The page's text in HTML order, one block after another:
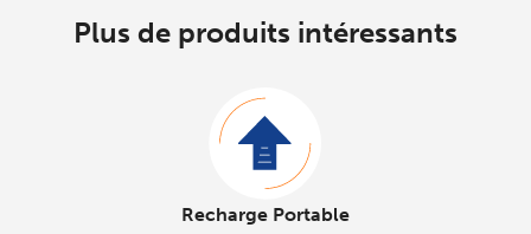
Plus de produits intéressants
Recharge Portable